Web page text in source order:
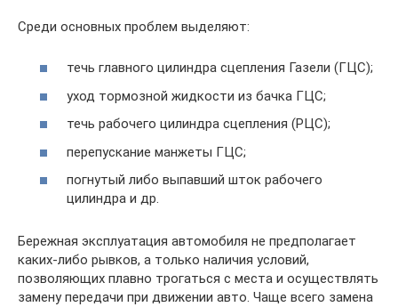
Среди основных проблем выделяют:
течь главного цилиндра сцепления Газели (ГЦС);
уход тормозной жидкости из бачка ГЦС;
течь рабочего цилиндра сцепления (РЦС);
перепускание манжеты ГЦС;
погнутый либо выпавший шток рабочего
цилиндра и др.
Бережная эксплуатация автомобиля не предполагает
каких-либо рывков, а только наличия условий,
позволяющих плавно трогаться с места и осуществлять
замену передачи при движении авто. Чаще всего замена